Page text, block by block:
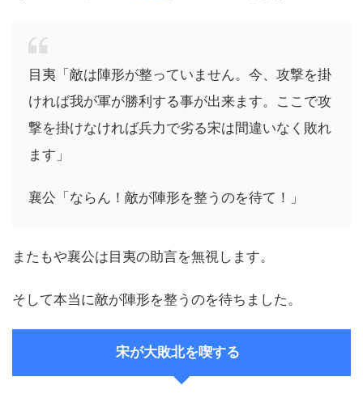
目夷「敵は陣形が整っていません。今、攻撃を掛
ければ我が軍が勝利する事が出来ます。ここで攻
撃を掛けなければ兵力で劣る宋は間違いなく敗れ
ます」
襄公「ならん！敵が陣形を整うのを待て！」
またもや襄公は目夷の助言を無視します。
そして本当に敵が陣形を整うのを待ちました。
宋が大敗北を喫する